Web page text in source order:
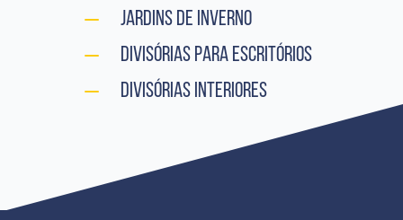
Jardins de Inverno
Divisórias para Escritórios
Divisórias Interiores